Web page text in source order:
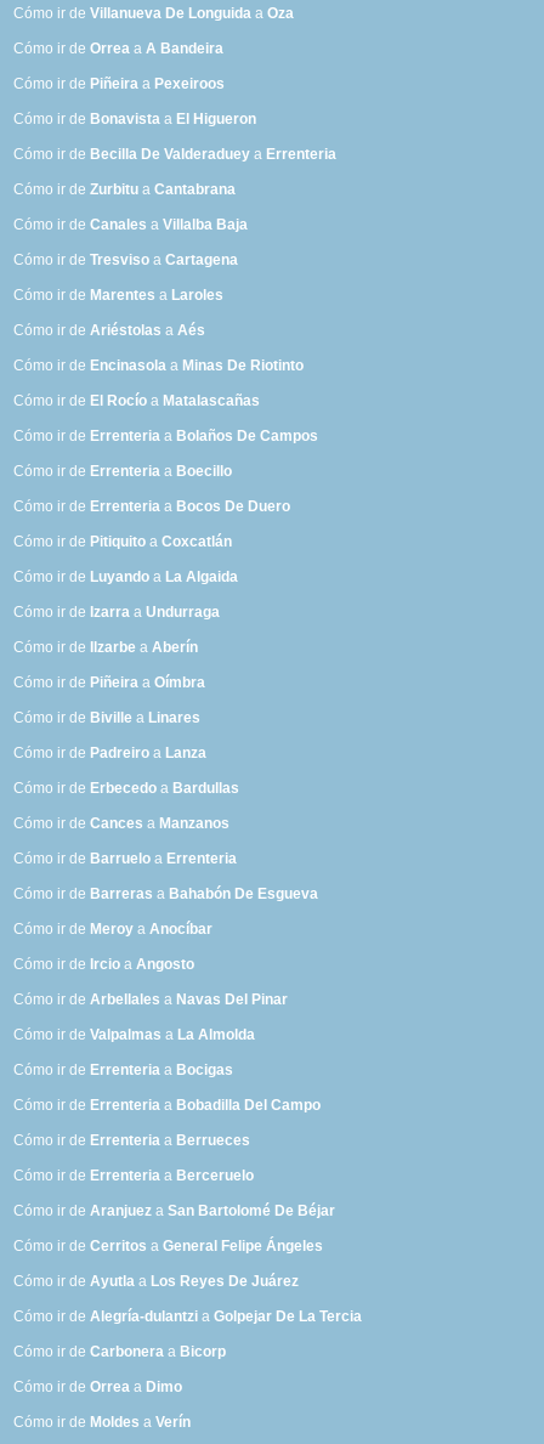
Cómo ir deVillanueva De Longuida aOza
Cómo ir deOrrea aA Bandeira
Cómo ir de Piñeira a Pexeiroos
Cómo ir de Bonavista a El Higueron
Cómo ir de Becilla De Valderaduey a Errenteria
Cómo ir deZurbitu aCantabrana
Cómo ir deCanales aVillalba Baja
Cómo ir deTresviso aCartagena
Cómo ir de Marentes a Laroles
Cómo ir deAriéstolas aAés
Cómo ir de Encinasola a Minas De Riotinto
Cómo ir de El Rocío a Matalascañas
Cómo ir de Errenteria a Bolaños De Campos
Cómo ir de Errenteria a Boecillo
Cómo ir de Errenteria a Bocos De Duero
Cómo ir de Pitiquito aCoxcatlán
Cómo ir de Luyando a La Algaida
Cómo ir de Izarra aUndurraga
Cómo ir de Ilzarbe aAberín
Cómo ir de Piñeira aOímbra
Cómo ir de Biville a Linares
Cómo ir de Padreiro a Lanza
Cómo ir de Erbecedo a Bardullas
Cómo ir deCances a Manzanos
Cómo ir de Barruelo a Errenteria
Cómo ir de Barreras a Bahabón De Esgueva
Cómo ir de Meroy aAnocíbar
Cómo ir de Ircio aAngosto
Cómo ir deArbellales a Navas Del Pinar
Cómo ir deValpalmas a La Almolda
Cómo ir de Errenteria a Bocigas
Cómo ir de Errenteria a Bobadilla Del Campo
Cómo ir de Errenteria a Berrueces
Cómo ir de Errenteria a Berceruelo
Cómo ir deAranjuez aSan Bartolomé De Béjar
Cómo ir deCerritos aGeneral Felipe Ángeles
Cómo ir deAyutla a Los Reyes De Juárez
Cómo ir deAlegría-dulantzi aGolpejar De La Tercia
Cómo ir deCarbonera a Bicorp
Cómo ir deOrrea a Dimo
Cómo ir de Moldes aVerín